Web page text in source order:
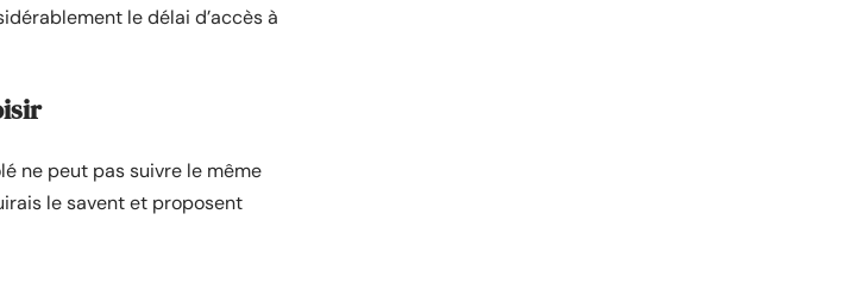
le délai d’accès à
ne peut pas suivre le même
le savent et proposent